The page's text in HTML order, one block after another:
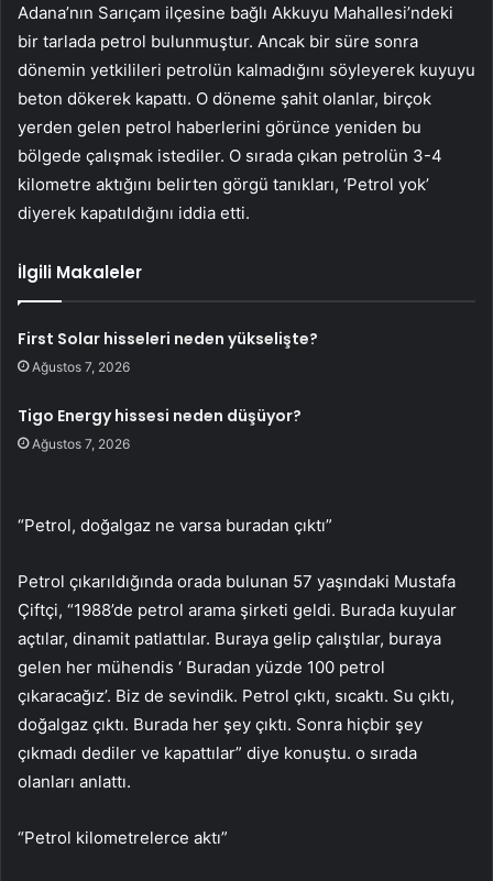
Adana’nın Sarıçam ilçesine bağlı Akkuyu Mahallesi’ndeki
bir tarlada petrol bulunmuştur. Ancak bir süre sonra
dönemin yetkilileri petrolün kalmadığını söyleyerek kuyuyu
beton dökerek kapattı. O döneme şahit olanlar, birçok
yerden gelen petrol haberlerini görünce yeniden bu
bölgede çalışmak istediler. O sırada çıkan petrolün 3-4
kilometre aktığını belirten görgü tanıkları, ‘Petrol yok’
diyerek kapatıldığını iddia etti.
İlgili Makaleler
First Solar hisseleri neden yükselişte?
Ağustos 7, 2026
Tigo Energy hissesi neden düşüyor?
Ağustos 7, 2026
“Petrol, doğalgaz ne varsa buradan çıktı”
Petrol çıkarıldığında orada bulunan 57 yaşındaki Mustafa
Çiftçi, “1988’de petrol arama şirketi geldi. Burada kuyular
açtılar, dinamit patlattılar. Buraya gelip çalıştılar, buraya
gelen her mühendis ‘ Buradan yüzde 100 petrol
çıkaracağız’. Biz de sevindik. Petrol çıktı, sıcaktı. Su çıktı,
doğalgaz çıktı. Burada her şey çıktı. Sonra hiçbir şey
çıkmadı dediler ve kapattılar” diye konuştu. o sırada
olanları anlattı.
“Petrol kilometrelerce aktı”